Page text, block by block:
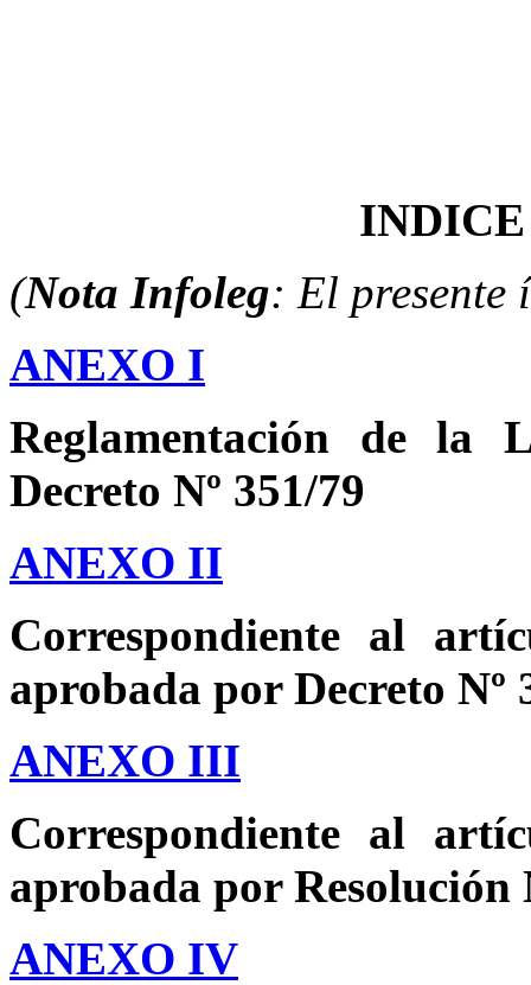
INDICE
(Nota Infoleg: El presente
ANEXO I
Reglamentación de la
Decreto Nº 351/79
ANEXO II
Correspondiente al
aprobada por Decreto Nº
ANEXO III
Correspondiente al
aprobada por Resolución
ANEXO IV